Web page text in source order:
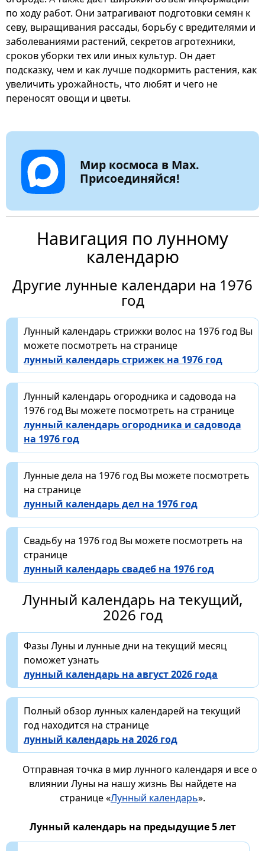
по ходу работ. Они затрагивают подготовки семян к
севу, выращивания рассады, борьбу с вредителями и
заболеваниями растений, секретов агротехники,
сроков уборки тех или иных культур. Он дает
подсказку, чем и как лучше подкормить растения, как
увеличить урожайность, что любят и чего не
переносят овощи и цветы.
Мир космоса в Max.
Присоединяйся!
Навигация по лунному
календарю
Другие лунные календари на 1976
год
Лунный календарь стрижки волос на 1976 год Вы
можете посмотреть на странице
лунный календарь стрижек на 1976 год
Лунный календарь огородника и садовода на
1976 год Вы можете посмотреть на странице
лунный календарь огородника и садовода
на 1976 год
Лунные дела на 1976 год Вы можете посмотреть
на странице
лунный календарь дел на 1976 год
Свадьбу на 1976 год Вы можете посмотреть на
странице
лунный календарь свадеб на 1976 год
Лунный календарь на текущий,
2026 год
Фазы Луны и лунные дни на текущий месяц
поможет узнать
лунный календарь на август 2026 года
Полный обзор лунных календарей на текущий
год находится на странице
лунный календарь на 2026 год
Отправная точка в мир лунного календаря и все о
влиянии Луны на нашу жизнь Вы найдете на
странице «Лунный календарь».
Лунный календарь на предыдущие 5 лет